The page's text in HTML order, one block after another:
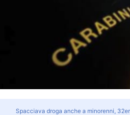
Spacciava droga anche a minorenni,